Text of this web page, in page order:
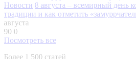
Новости 8 августа – всемирный день
традиции и как отметить
августа
90 0
Посмотреть все
Более 1 500 статей